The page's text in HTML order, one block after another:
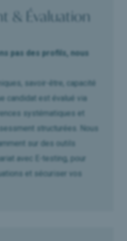
& Évaluation
pas des profils, nous
savoir-être, capacité
candidat est évalué via
systématiques et
structurées. Nous
sur des outils
avec E-testing, pour
et sécuriser vos